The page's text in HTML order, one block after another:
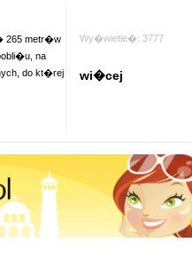
265 metr�w
na
do kt�rej
Wy�wietle�: 3777
wi�cej